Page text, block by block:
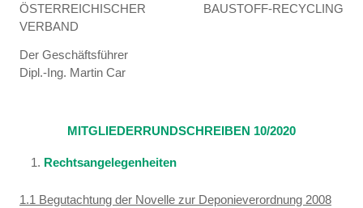
ÖSTERREICHISCHER BAUSTOFF-RECYCLING
VERBAND
Der Geschäftsführer
Dipl.-Ing. Martin Car
MITGLIEDERRUNDSCHREIBEN 10/2020
Rechtsangelegenheiten
1.1 Begutachtung der Novelle zur Deponieverordnung 2008